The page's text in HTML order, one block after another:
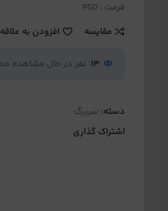
فرمت : PSD
مقایسه
افزودن به
13 نفر در حال مشاهده
دسته: سربرگ
اشتراک گذاری